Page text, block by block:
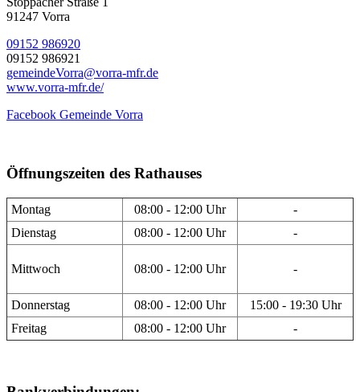
91247 Vorra
09152 986920
09152 986921
gemeindeVorra@vorra-mfr.de
www.vorra-mfr.de/
Facebook Gemeinde Vorra
Öffnungszeiten des Rathauses
Montag 08:00 - 12:00 Uhr
-
Dienstag
08:00 - 12:00 Uhr -
Mittwoch 08:00 - 12:00 Uhr -
Donnerstag 08:00 - 12:00 Uhr
15:00 - 19:30 Uhr
Freitag
08:00 - 12:00 Uhr -